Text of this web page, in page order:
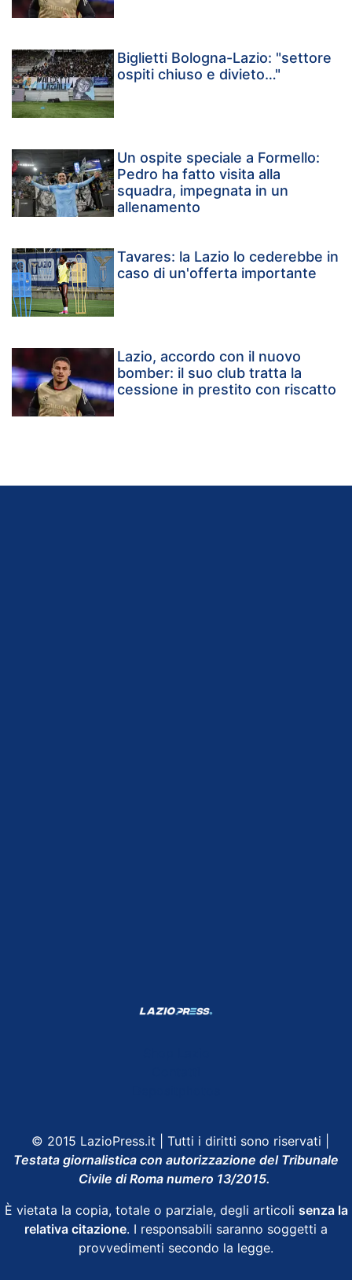
Biglietti Bologna-Lazio: "settore
ospiti chiuso e divieto…"
Un ospite speciale a Formello:
Pedro ha fatto visita alla
squadra, impegnata in un
allenamento
Tavares: la Lazio lo cederebbe in
caso di un'offerta importante
Lazio, accordo con il nuovo
bomber: il suo club tratta la
cessione in prestito con riscatto
© 2015 LazioPress.it | Tutti i diritti sono riservati |
Testata giornalistica con autorizzazione del Tribunale
Civile di Roma numero 13/2015.
È vietata la copia, totale o parziale, degli articoli senza la
relativa citazione. I responsabili saranno soggetti a
provvedimenti secondo la legge.